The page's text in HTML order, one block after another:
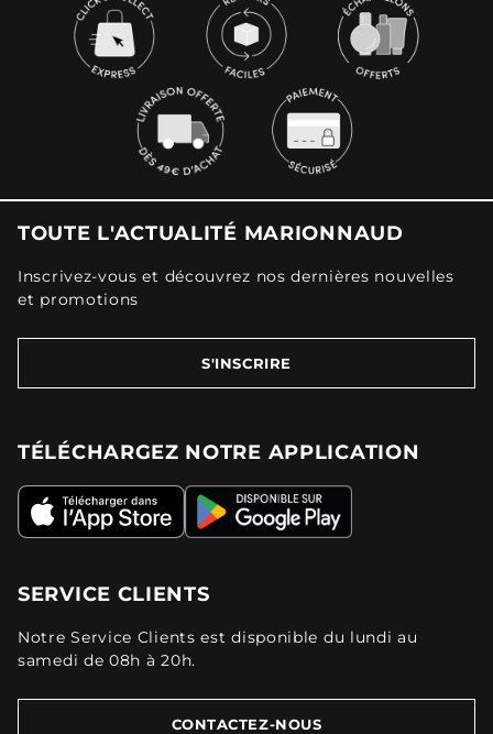
TOUTE L'ACTUALITÉ MARIONNAUD
Inscrivez-vous et découvrez nos dernières nouvelles
et promotions
S'INSCRIRE
TÉLÉCHARGEZ NOTRE APPLICATION
SERVICE CLIENTS
Notre Service Clients est disponible du lundi au
samedi de 08h à 20h.
CONTACTEZ-NOUS